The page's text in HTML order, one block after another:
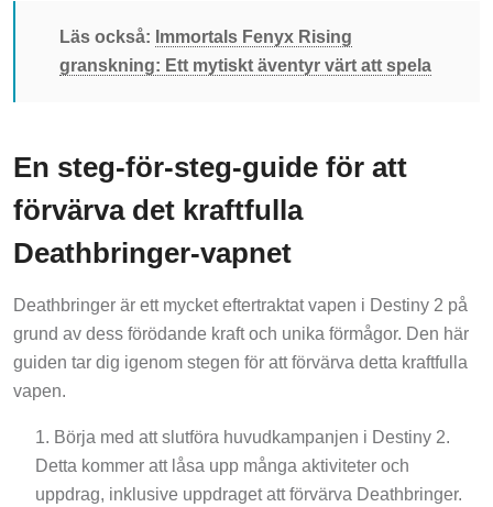
Läs också: Immortals Fenyx Rising
granskning: Ett mytiskt äventyr värt att spela
En steg-för-steg-guide för att
förvärva det kraftfulla
Deathbringer-vapnet
Deathbringer är ett mycket eftertraktat vapen i Destiny 2 på
grund av dess förödande kraft och unika förmågor. Den här
guiden tar dig igenom stegen för att förvärva detta kraftfulla
vapen.
Börja med att slutföra huvudkampanjen i Destiny 2.
Detta kommer att låsa upp många aktiviteter och
uppdrag, inklusive uppdraget att förvärva Deathbringer.